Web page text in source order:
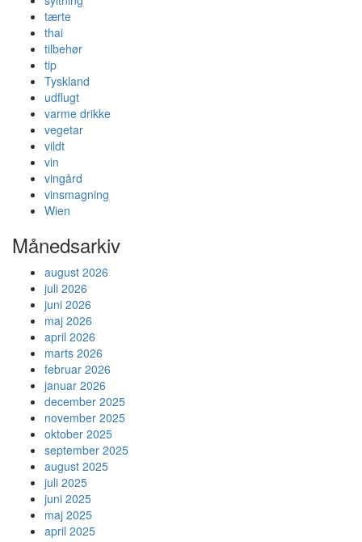
tærte
thai
tilbehør
tip
Tyskland
udflugt
varme drikke
vegetar
vildt
vin
vingård
vinsmagning
Wien
Månedsarkiv
august 2026
juli 2026
juni 2026
maj 2026
april 2026
marts 2026
februar 2026
januar 2026
december 2025
november 2025
oktober 2025
september 2025
august 2025
juli 2025
juni 2025
maj 2025
april 2025